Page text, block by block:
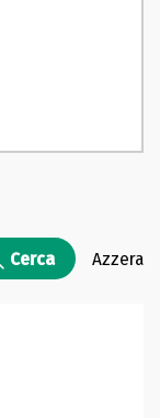
Cerca Azzera